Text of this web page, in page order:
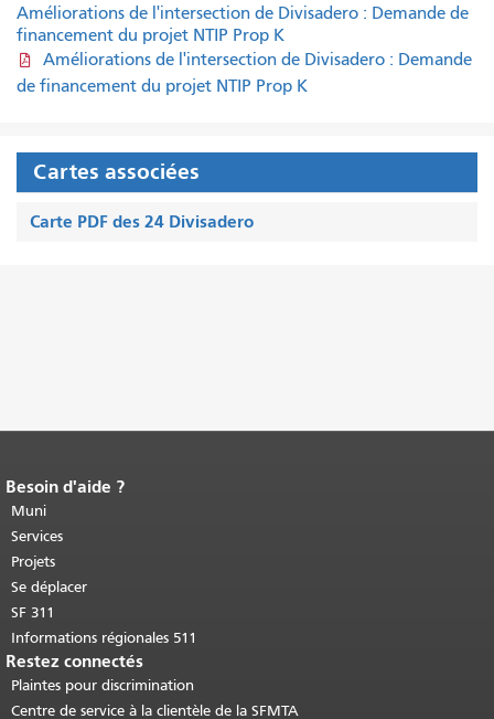
Améliorations de l'intersection de Divisadero : Demande de
financement du projet NTIP Prop K
Améliorations de l'intersection de Divisadero : Demande
de financement du projet NTIP Prop K
Cartes associées
Carte PDF des 24 Divisadero
Fin du contenu de la page.
cette page se répète sur chaque page.
Retour au haut du contenu principal
Besoin d'aide ?
Muni
Services
Projets
Se déplacer
SF 311
Informations régionales 511
Restez connectés
Plaintes pour discrimination
Centre de service à la clientèle de la SFMTA